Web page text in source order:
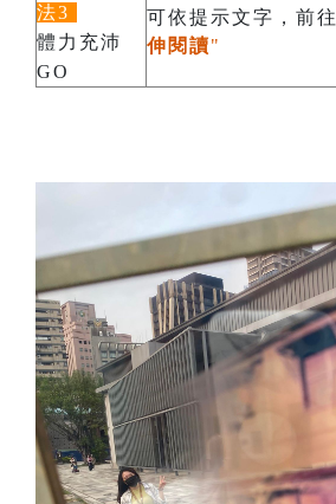
法3
體力充沛
GO
可依提示文字，前往
伸閱讀"